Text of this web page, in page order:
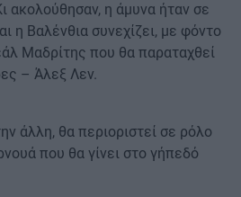
ακολούθησαν, η άμυνα ήταν σε
η Βαλένθια συνεχίζει, με φόντο
Μαδρίτης που θα παραταχθεί
– Άλεξ Λεν.
άλλη, θα περιοριστεί σε ρόλο
που θα γίνει στο γήπεδό